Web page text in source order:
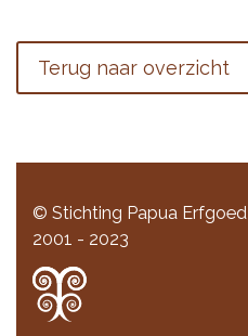
Terug naar overzicht
© Stichting Papua Erfgoed
2001 - 2023